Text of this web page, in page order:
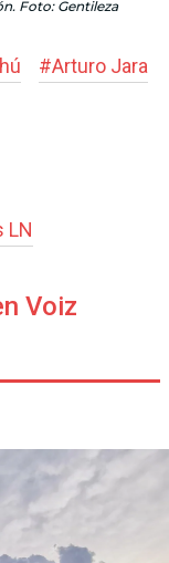
Foto: Gentileza
#Arturo Jara
LN
Voiz